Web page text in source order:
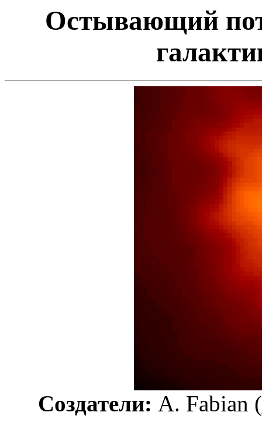
Остывающий
Создатели: A. Fabian (